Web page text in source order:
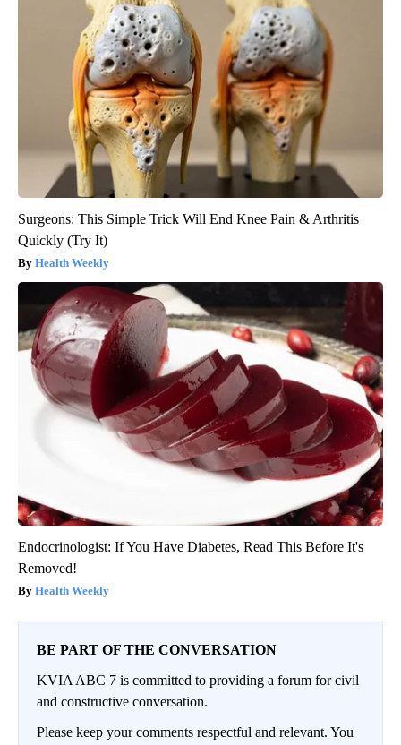
Surgeons: This Simple Trick Will End Knee Pain & Arthritis
Quickly (Try It)
Health Weekly
Endocrinologist: If You Have Diabetes, Read This Before It's
Removed!
Health Weekly
BE PART OF THE CONVERSATION
KVIA ABC 7 is committed to providing a forum for civil
and constructive conversation.
Please keep your comments respectful and relevant. You